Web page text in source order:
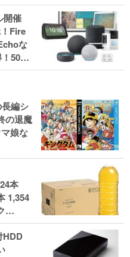
開催
Fire
な
50%
！
編シ
の退魔
娘な
本
1,354
2L×8
HDD